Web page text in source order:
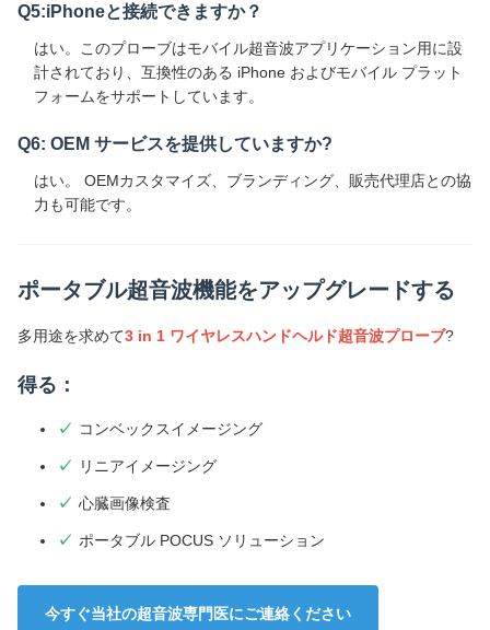
Q5:iPhoneと接続できますか？
はい。このプローブはモバイル超音波アプリケーション用に設
計されており、互換性のある iPhone およびモバイル プラット
フォームをサポートしています。
Q6: OEM サービスを提供していますか?
はい。 OEMカスタマイズ、ブランディング、販売代理店との協
力も可能です。
ポータブル超音波機能をアップグレードする
多用途を求めて3 in 1 ワイヤレスハンドヘルド超音波プローブ?
得る：
コンベックスイメージング
リニアイメージング
心臓画像検査
ポータブル POCUS ソリューション
今すぐ当社の超音波専門医にご連絡ください